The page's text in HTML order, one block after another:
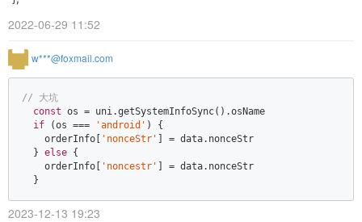
2022-06-29 11:52
w***@foxmail.com
// 大坑
const os = uni.getSystemInfoSync().osName
if (os === 'android' ) {
    orderInfo[
'nonceStr'
] = data.nonceStr
  }
else {
    orderInfo[
'noncestr'
] = data.nonceStr
  }
2023-12-13 19:23